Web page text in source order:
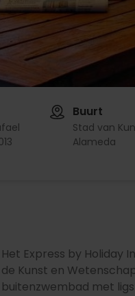
Buurt
Stad van
Alameda
Het Express by Holiday
de Kunst en
buitenzwembad met